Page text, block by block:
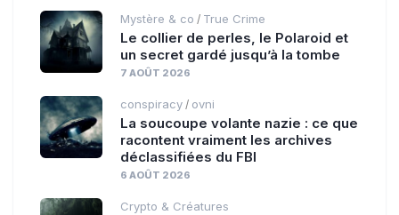
Mystère & co / True Crime
Le collier de perles, le Polaroid et
un secret gardé jusqu’à la tombe
7 AOÛT 2026
conspiracy / ovni
La soucoupe volante nazie : ce que
racontent vraiment les archives
déclassifiées du FBI
6 AOÛT 2026
Crypto & Créatures